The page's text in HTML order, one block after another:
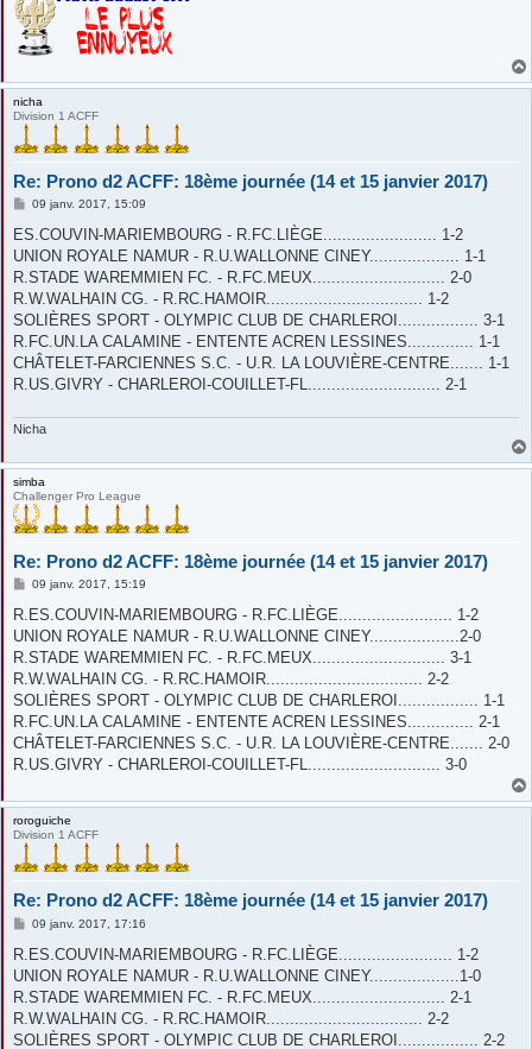
nicha
Division 1 ACFF
Re: Prono d2 ACFF: 18ème journée (14 et 15 janvier 2017)
M
s
a
g
09 janv. 2017, 15:09
ES.COUVIN-MARIEMBOURG - R.FC.LIÈGE........................ 1-2
UNION ROYALE NAMUR - R.U.WALLONNE CINEY................... 1-1
R.STADE WAREMMIEN FC. - R.FC.MEUX............................ 2-0
R.W.WALHAIN CG. - R.RC.HAMOIR................................. 1-2
SOLIÈRES SPORT - OLYMPIC CLUB DE CHARLEROI................. 3-1
R.FC.UN.LA CALAMINE - ENTENTE ACREN LESSINES.............. 1-1
CHÂTELET-FARCIENNES S.C. - U.R. LA LOUVIÈRE-CENTRE....... 1-1
R.US.GIVRY - CHARLEROI-COUILLET-FL............................ 2-1
Nicha
simba
Challenger Pro League
Re: Prono d2 ACFF: 18ème journée (14 et 15 janvier 2017)
M
s
a
g
09 janv. 2017, 15:19
R.ES.COUVIN-MARIEMBOURG - R.FC.LIÈGE........................ 1-2
UNION ROYALE NAMUR - R.U.WALLONNE CINEY...................2-0
R.STADE WAREMMIEN FC. - R.FC.MEUX............................ 3-1
R.W.WALHAIN CG. - R.RC.HAMOIR................................. 2-2
SOLIÈRES SPORT - OLYMPIC CLUB DE CHARLEROI................. 1-1
R.FC.UN.LA CALAMINE - ENTENTE ACREN LESSINES.............. 2-1
CHÂTELET-FARCIENNES S.C. - U.R. LA LOUVIÈRE-CENTRE....... 2-0
R.US.GIVRY - CHARLEROI-COUILLET-FL............................ 3-0
roroguiche
Division 1 ACFF
Re: Prono d2 ACFF: 18ème journée (14 et 15 janvier 2017)
M
s
a
g
09 janv. 2017, 17:16
R.ES.COUVIN-MARIEMBOURG - R.FC.LIÈGE........................ 1-2
UNION ROYALE NAMUR - R.U.WALLONNE CINEY...................1-0
R.STADE WAREMMIEN FC. - R.FC.MEUX............................ 2-1
R.W.WALHAIN CG. - R.RC.HAMOIR................................. 2-2
SOLIÈRES SPORT - OLYMPIC CLUB DE CHARLEROI................. 2-2